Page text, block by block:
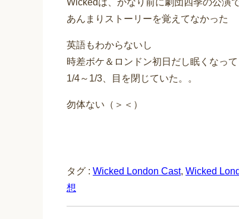
Wickedは、かなり前に劇団四季の公演
あんまりストーリーを覚えてなかった
英語もわからないし
時差ボケ＆ロンドン初日だし眠くなっ
1/4～1/3、目を閉じていた。。
勿体ない（＞＜）
タグ : Wicked London Cast, Wicked
想